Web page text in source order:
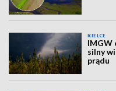
KIELCE
IMGW
silny
prądu